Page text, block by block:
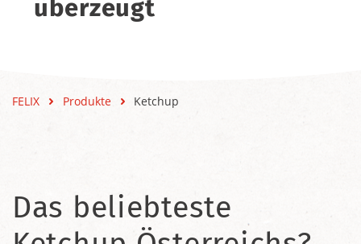
überzeugt
FELIX Produkte Ketchup
Das beliebteste